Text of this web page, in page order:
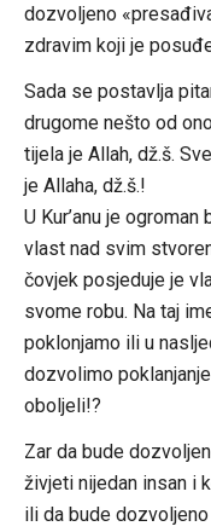
dozvoljeno
zdravim koji je
Sada se postavlja
drugome nešto od
tijela je Allah, dž.š.
je Allaha, dž.š.!
U Kur’anu je
vlast nad svim
čovjek posjeduje je
svome robu. Na taj
poklonjamo ili u
dozvolimo
oboljeli!?
Zar da bude
živjeti nijedan insan i
ili da bude